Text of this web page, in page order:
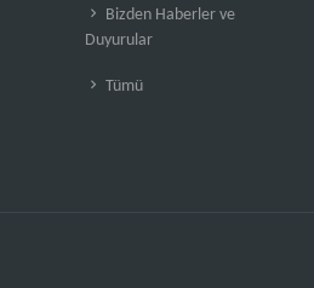
Bizden Haberler ve
Duyurular
Tümü